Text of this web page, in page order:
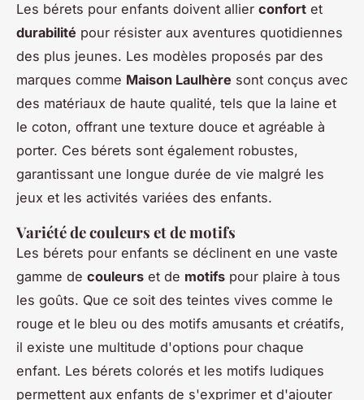
Les bérets pour enfants doivent allier confort et
durabilité pour résister aux aventures quotidiennes
des plus jeunes. Les modèles proposés par des
marques comme Maison Laulhère sont conçus avec
des matériaux de haute qualité, tels que la laine et
le coton, offrant une texture douce et agréable à
porter. Ces bérets sont également robustes,
garantissant une longue durée de vie malgré les
jeux et les activités variées des enfants.
Variété de couleurs et de motifs
Les bérets pour enfants se déclinent en une vaste
gamme de couleurs et de motifs pour plaire à tous
les goûts. Que ce soit des teintes vives comme le
rouge et le bleu ou des motifs amusants et créatifs,
il existe une multitude d'options pour chaque
enfant. Les bérets colorés et les motifs ludiques
permettent aux enfants de s'exprimer et d'ajouter